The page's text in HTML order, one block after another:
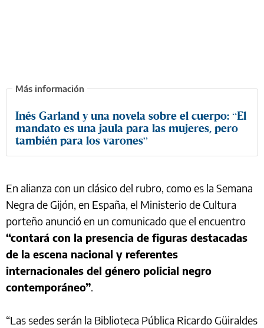
Inés Garland y una novela sobre el cuerpo: “El
mandato es una jaula para las mujeres, pero
también para los varones”
En alianza con un clásico del rubro, como es la Semana
Negra de Gijón, en España, el Ministerio de Cultura
porteño anunció en un comunicado que el encuentro
“contará con la presencia de figuras destacadas
de la escena nacional y referentes
internacionales del género policial negro
contemporáneo”.
“Las sedes serán la Biblioteca Pública Ricardo Güiraldes